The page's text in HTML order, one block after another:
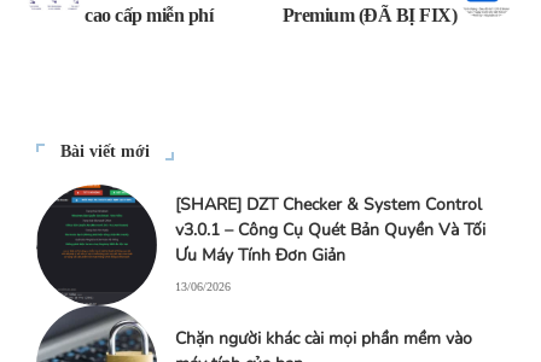
cao cấp miễn phí
Premium (ĐÃ BỊ FIX)
Bài viết mới
[SHARE] DZT Checker & System Control
v3.0.1 – Công Cụ Quét Bản Quyền Và Tối
Ưu Máy Tính Đơn Giản
13/06/2026
Chặn người khác cài mọi phần mềm vào